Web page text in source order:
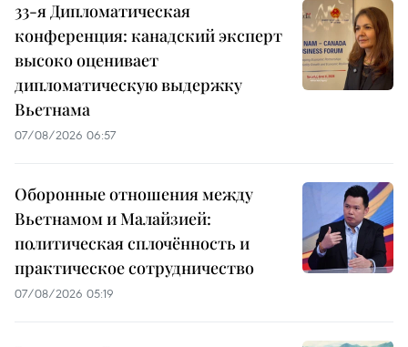
33-я Дипломатическая
конференция: канадский эксперт
высоко оценивает
дипломатическую выдержку
Вьетнама
07/08/2026 06:57
Оборонные отношения между
Вьетнамом и Малайзией:
политическая сплочённость и
практическое сотрудничество
07/08/2026 05:19